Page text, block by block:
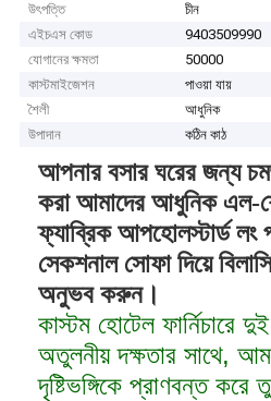
উৎপত্তি
চীন
এইচএস কোড
9403509990
যোগানের ক্ষমতা
50000
কাস্টমাইজেশন
পাওয়া যায়
শৈলী
আধুনিক
উপাদান
কঠিন কাঠ
আপনার বসার ঘরের জন্য
করা আমাদের আধুনিক এল-
ফ্যাব্রিক আপহোলস্টার্ড লং
সেকশনাল সোফা দিয়ে
অনুভব করুন।
কাস্টম হোটেল ফার্নিচারে
অতুলনীয় দক্ষতার সাথে,
দৃষ্টিভঙ্গিকে প্রাণবন্ত করে